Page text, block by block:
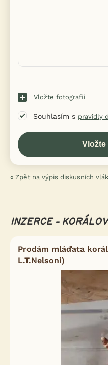
Vložte fotografii
Souhlasím s pravidly
« Zpět na výpis diskusních
INZERCE -
Prodám mláďata
L.T.Nelsoni)